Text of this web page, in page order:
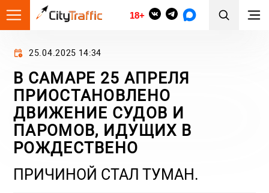
18+
25.04.2025 14:34
В САМАРЕ 25 АПРЕЛЯ
ПРИОСТАНОВЛЕНО
ДВИЖЕНИЕ СУДОВ И
ПАРОМОВ, ИДУЩИХ В
РОЖДЕСТВЕНО
ПРИЧИНОЙ СТАЛ ТУМАН.